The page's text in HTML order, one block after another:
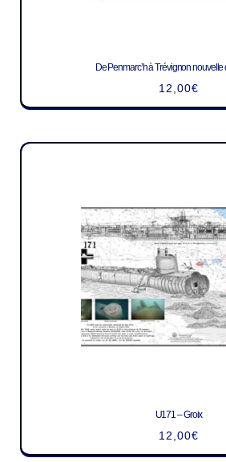
De Penmarc’h à Trévignon nouvelle
12,00€
U171 – Groix
12,00€